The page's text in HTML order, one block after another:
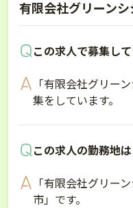
有限会社グリーン
この求人で募集し
「有限会社グリー
集をしています。
この求人の勤務地は
「有限会社グリー
市」です。